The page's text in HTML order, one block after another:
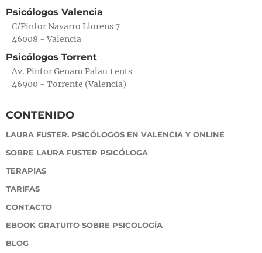
Psicólogos Valencia
C/Pintor Navarro Llorens 7
46008 - Valencia
Psicólogos Torrent
Av. Pintor Genaro Palau 1 ents
46900 - Torrente (Valencia)
CONTENIDO
LAURA FUSTER. PSICÓLOGOS EN VALENCIA Y ONLINE
SOBRE LAURA FUSTER PSICÓLOGA
TERAPIAS
TARIFAS
CONTACTO
EBOOK GRATUITO SOBRE PSICOLOGÍA
BLOG